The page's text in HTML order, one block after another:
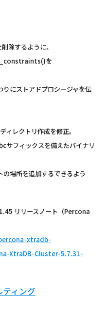
除するように、
を
りにストアドプロシージャを伝
レクトリ作成を修正。
サフィックスを備えたバイナリ
場所を追加するできるよう
リリースノート（Percona
xtradb-
XtraDB-Cluster-5.7.31-
ィング